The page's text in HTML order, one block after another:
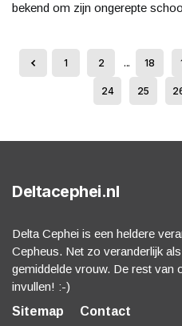
bekend om zijn ongerepte
1 2 ... 18
24 25
Deltacephei.nl
Delta Cephei is een heldere
Cepheus. Net zo veranderlijk
gemiddelde vrouw. De rest van
invullen! :-)
Sitemap
Contact